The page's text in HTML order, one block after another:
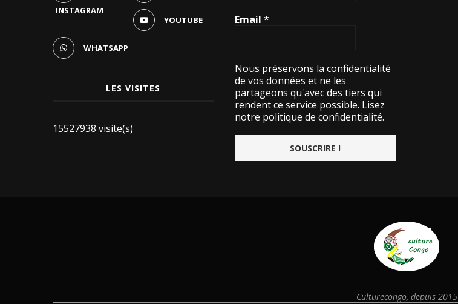
INSTAGRAM
YOUTUBE
WHATSAPP
LES VISITES
15527938 visite(s)
Email*
Nous préservons la confidentialité
de vos données et ne les
partageons qu'avec des tiers qui
rendent ce service possible. Lisez
notre politique de confidentialité.
Culturecongo, depuis 2015